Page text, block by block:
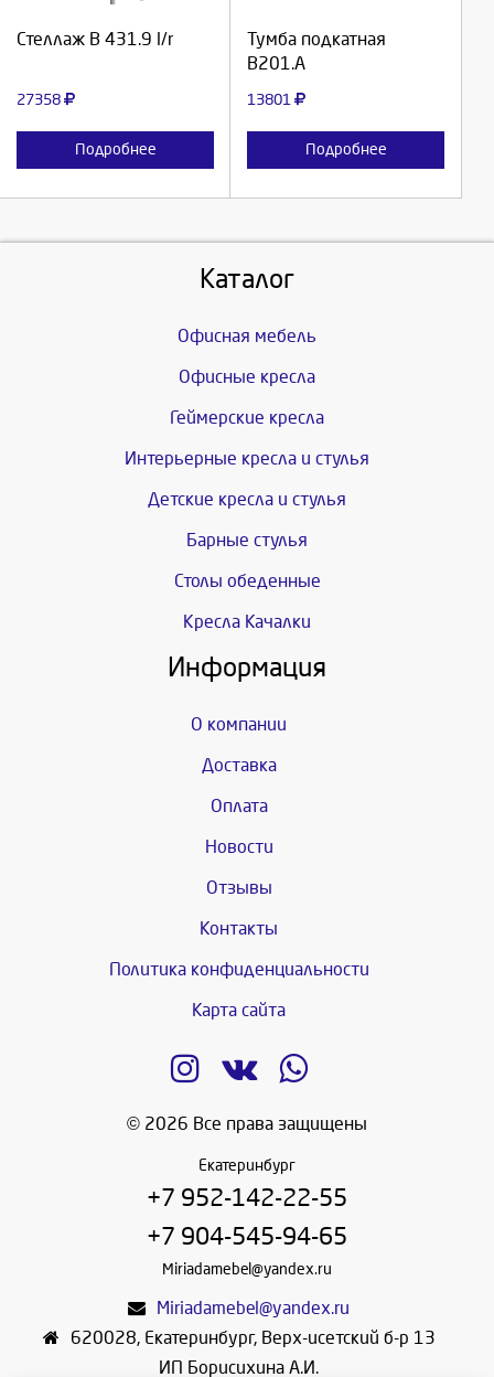
Стеллаж В 431.9 l/r
27358
Подробнее
Тумба подкатная
В201.А
13801
Подробнее
Каталог
Офисная мебель
Офисные кресла
Геймерские кресла
Интерьерные кресла и стулья
Детские кресла и стулья
Барные стулья
Столы обеденные
Кресла Качалки
Информация
О компании
Доставка
Оплата
Новости
Отзывы
Контакты
Политика конфиденциальности
Карта сайта
© 2026 Все права защищены
Екатеринбург
+7 952-142-22-55
+7 904-545-94-65
Miriadamebel@yandex.ru
Miriadamebel@yandex.ru
620028, Екатеринбург, Верх-исетский б-р 13
ИП Борисихина А.И.